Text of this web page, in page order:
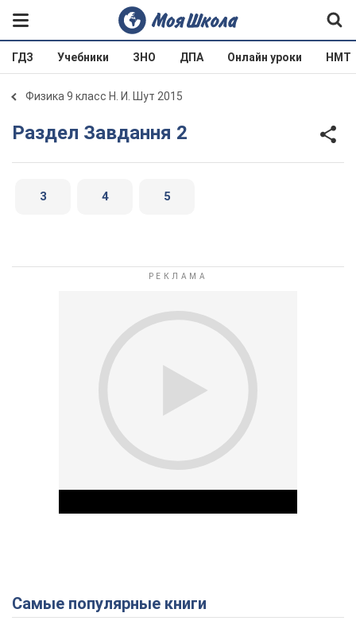
ГДЗ Учебники ЗНО ДПА Онлайн уроки НМТ
Физика 9 класс Н. И. Шут 2015
Раздел Завдання 2
3 4 5
Play Video
Самые популярные книги